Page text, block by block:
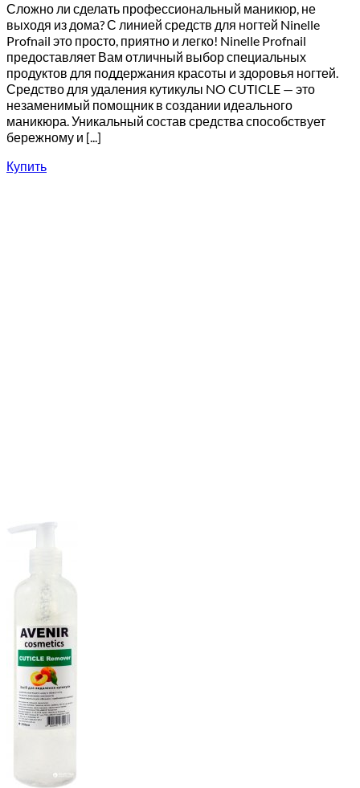
Сложно ли сделать профессиональный маникюр, не
выходя из дома? С линией средств для ногтей Ninelle
Profnail это просто, приятно и легко! Ninelle Profnail
предоставляет Вам отличный выбор специальных
продуктов для поддержания красоты и здоровья ногтей.
Средство для удаления кутикулы NO CUTICLE — это
незаменимый помощник в создании идеального
маникюра. Уникальный состав средства способствует
бережному и [...]
Купить